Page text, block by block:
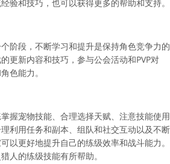
验和技巧，也可以获得更多的帮助和支持。
阶段，不断学习和提升是保持角色竞争力的
更新内容和技巧，参与公会活动和PVP对
色能力。
握宠物技能、合理选择天赋、注意技能使用
利用任务和副本、组队和社交互动以及不断
以更好地提升自己的练级效率和战斗能力。
人的练级技能有所帮助。